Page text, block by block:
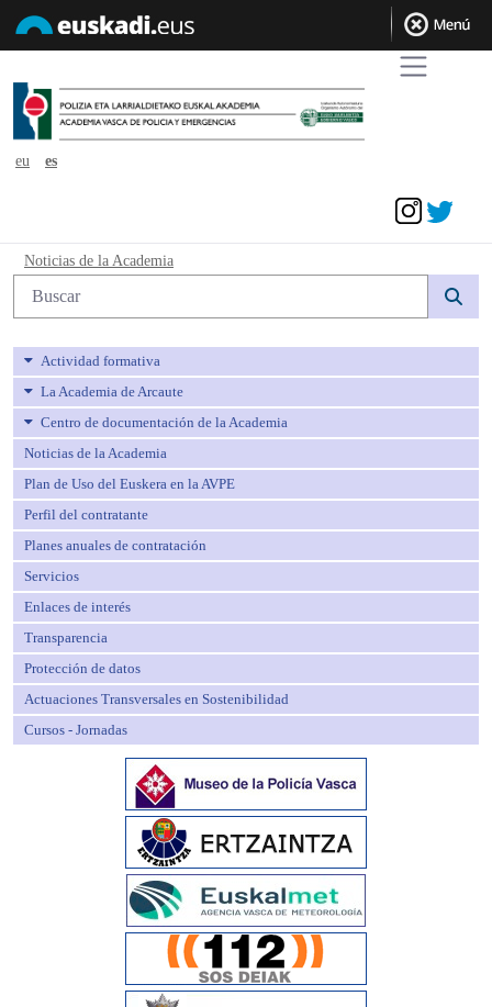
eu
es
Noticias de la Academia - avpe
Noticias de la Academia
Búsqueda web
Actividad formativa
La Academia de Arcaute
Centro de documentación de la Academia
Noticias de la Academia
Plan de Uso del Euskera en la AVPE
Perfil del contratante
Planes anuales de contratación
Servicios
Enlaces de interés
Transparencia
Protección de datos
Actuaciones Transversales en Sostenibilidad
Cursos - Jornadas